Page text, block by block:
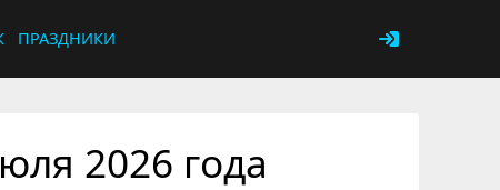
ПРАЗДНИКИ
2026 года